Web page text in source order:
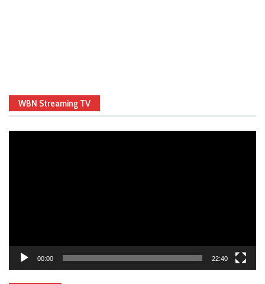
WBN Streaming TV
00:00 22:40